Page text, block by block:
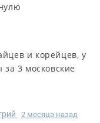
и корейцев, у
за 3 московские
2 месяца назад